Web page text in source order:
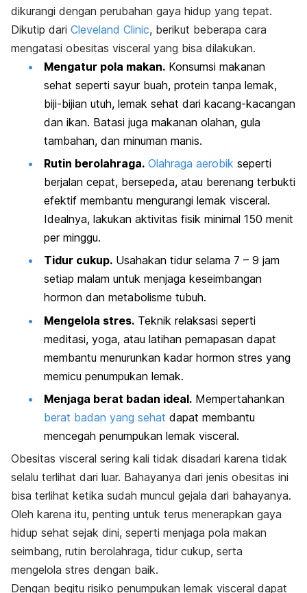
dikurangi dengan perubahan gaya hidup yang tepat.
Dikutip dari Cleveland Clinic, berikut beberapa cara
mengatasi obesitas visceral yang bisa dilakukan.
Mengatur pola makan. Konsumsi makanan
sehat seperti sayur buah, protein tanpa lemak,
biji-bijian utuh, lemak sehat dari kacang-kacangan
dan ikan. Batasi juga makanan olahan, gula
tambahan, dan minuman manis.
Rutin berolahraga. Olahraga aerobik seperti
berjalan cepat, bersepeda, atau berenang terbukti
efektif membantu mengurangi lemak visceral.
Idealnya, lakukan aktivitas fisik minimal 150 menit
per minggu.
Tidur cukup. Usahakan tidur selama 7 – 9 jam
setiap malam untuk menjaga keseimbangan
hormon dan metabolisme tubuh.
Mengelola stres. Teknik relaksasi seperti
meditasi, yoga, atau latihan pernapasan dapat
membantu menurunkan kadar hormon stres yang
memicu penumpukan lemak.
Menjaga berat badan ideal. Mempertahankan
berat badan yang sehat dapat membantu
mencegah penumpukan lemak visceral.
Obesitas visceral sering kali tidak disadari karena tidak
selalu terlihat dari luar. Bahayanya dari jenis obesitas ini
bisa terlihat ketika sudah muncul gejala dari bahayanya.
Oleh karena itu, penting untuk terus menerapkan gaya
hidup sehat sejak dini, seperti menjaga pola makan
seimbang, rutin berolahraga, tidur cukup, serta
mengelola stres dengan baik.
Dengan begitu risiko penumpukan lemak visceral dapat